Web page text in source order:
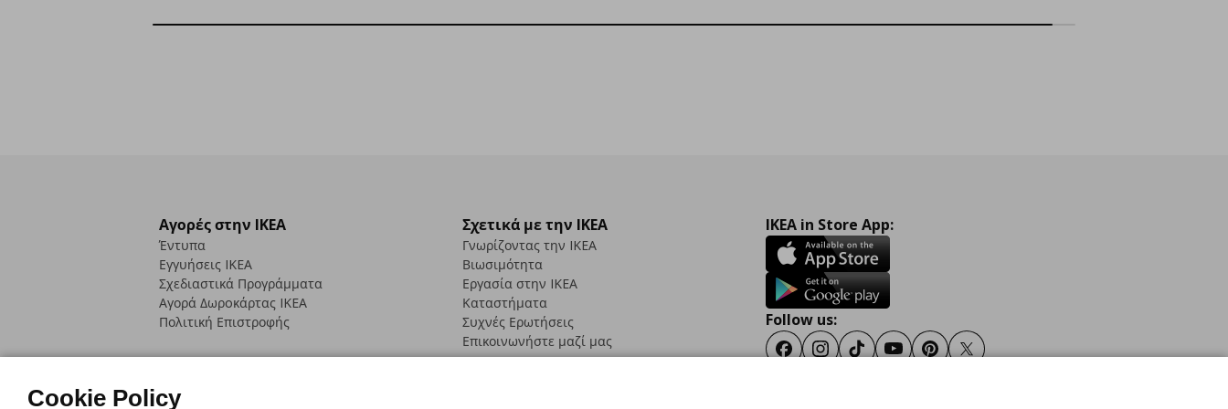
Αγορές στην IKEA
Έντυπα
Εγγυήσεις IKEA
Σχεδιαστικά Προγράμματα
Αγορά Δωρoκάρτας IKEA
Πολιτική Επιστροφής
Σχετικά με την IKEA
Γνωρίζοντας την IKEA
Βιωσιμότητα
Εργασία στην IKEA
Καταστήματα
Συχνές Ερωτήσεις
Επικοινωνήστε μαζί μας
IKEA in Store App:
Follow us:
FacebookInstagram
TikTokYoutubePinterestTwitter
Cookie Policy